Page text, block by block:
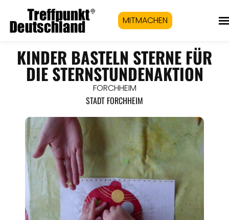
MITMACHEN
KINDER BASTELN STERNE FÜR
DIE STERNSTUNDENAKTION
FORCHHEIM
STADT FORCHHEIM